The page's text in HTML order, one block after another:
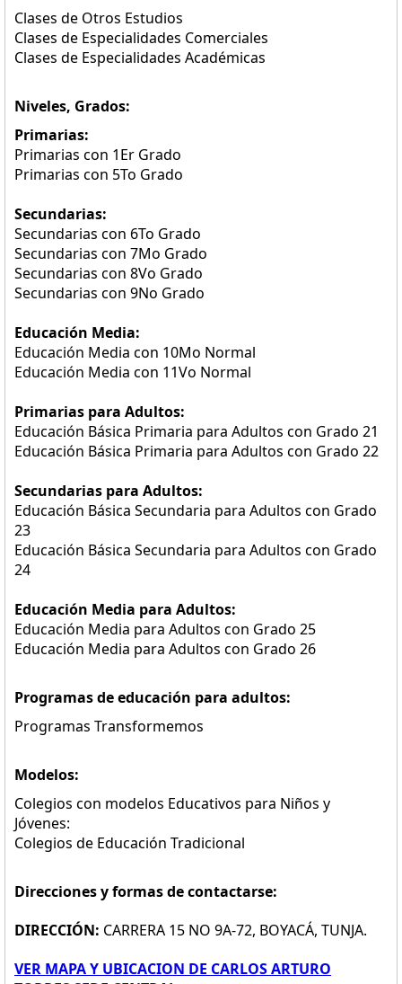
Clases de Otros Estudios
Clases de Especialidades Comerciales
Clases de Especialidades Académicas
Niveles, Grados:
Primarias:
Primarias con 1Er Grado
Primarias con 5To Grado
Secundarias:
Secundarias con 6To Grado
Secundarias con 7Mo Grado
Secundarias con 8Vo Grado
Secundarias con 9No Grado
Educación Media:
Educación Media con 10Mo Normal
Educación Media con 11Vo Normal
Primarias para Adultos:
Educación Básica Primaria para Adultos con Grado 21
Educación Básica Primaria para Adultos con Grado 22
Secundarias para Adultos:
Educación Básica Secundaria para Adultos con Grado
23
Educación Básica Secundaria para Adultos con Grado
24
Educación Media para Adultos:
Educación Media para Adultos con Grado 25
Educación Media para Adultos con Grado 26
Programas de educación para adultos:
Programas Transformemos
Modelos:
Colegios con modelos Educativos para Niños y
Jóvenes:
Colegios de Educación Tradicional
Direcciones y formas de contactarse:
DIRECCIÓN: CARRERA 15 NO 9A-72, BOYACÁ, TUNJA.
VER MAPA Y UBICACION DE CARLOS ARTURO